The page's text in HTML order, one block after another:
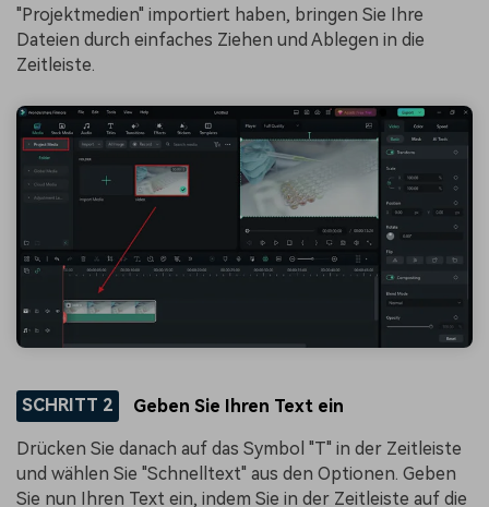
"Projektmedien" importiert haben, bringen Sie Ihre
Dateien durch einfaches Ziehen und Ablegen in die
Zeitleiste.
SCHRITT 2 Geben Sie Ihren Text ein
Drücken Sie danach auf das Symbol "T" in der Zeitleiste
und wählen Sie "Schnelltext" aus den Optionen. Geben
Sie nun Ihren Text ein, indem Sie in der Zeitleiste auf die